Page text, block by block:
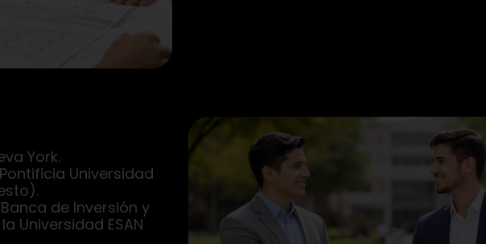
York.
Universidad
de Inversión y
Universidad ESAN